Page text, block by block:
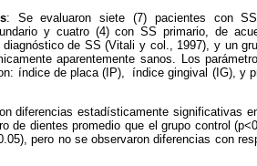
: Se evaluaron siete (7) pacientes con
y cuatro (4) con SS primario, de
de SS (Vitali y col., 1997), y un
aparentemente sanos. Los
índice de placa (IP), índice gingival (IG), y
diferencias estadísticamente significativas
de dientes promedio que el grupo control
pero no se observaron diferencias con